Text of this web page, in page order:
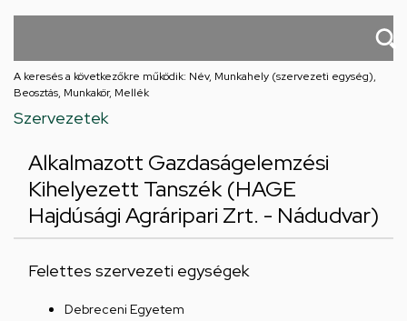
A keresés a következőkre működik: Név, Munkahely (szervezeti egység),
Beosztás, Munkakör, Mellék
Szervezetek
Alkalmazott Gazdaságelemzési
Kihelyezett Tanszék (HAGE
Hajdúsági Agráripari Zrt. - Nádudvar)
Felettes szervezeti egységek
Debreceni Egyetem